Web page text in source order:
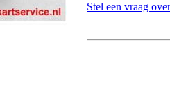
Stel een vraag